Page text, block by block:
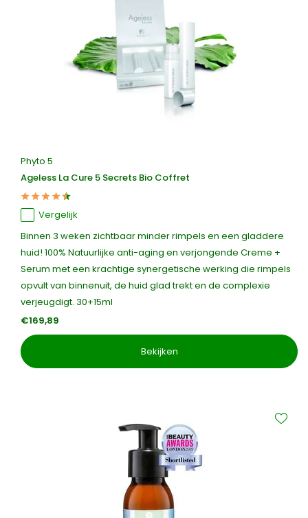
Phyto 5
Ageless La Cure 5 Secrets Bio Coffret
Vergelijk
Binnen 3 weken zichtbaar minder rimpels en een gladdere
huid! 100% Natuurlijke anti-aging en verjongende Creme +
Serum met een krachtige synergetische werking die rimpels
opvult van binnenuit, de huid glad trekt en de complexie
verjeugdigt. 30+15ml
€169,89
Bekijken